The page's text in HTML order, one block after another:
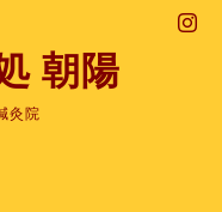
朝陽
灸院